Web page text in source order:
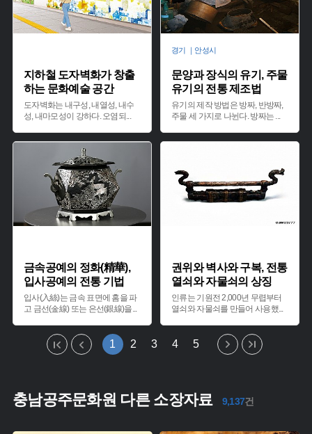
지하철 도자벽화가 창출
하는 문화예술 공간
도자벽화는 내구성, 내열성, 내수
성, 내마모성이 강하다. 오염되 ...
경기 ｜안성시
문양과 장식의 유기, 주물
유기의 전통 제조법
유기의 제작 방법은 방짜, 반방짜,
주물 세 가지로 나뉜다. 방짜는 ...
금속공예의 정화(精華),
입사공예의 전통 기법
입사(入絲)는 금속 표면에 홈을 파
고 금선(金線) 또는 은선(銀線)을...
권위와 벽사와 구복, 전통
열쇠와 자물쇠의 상징
인류는 기원전 2,000년 무렵부터
열쇠와 자물쇠를 만들어 사용했...
1 2 3 4 5
충남공주문화원 다른 소장자료 9,137건